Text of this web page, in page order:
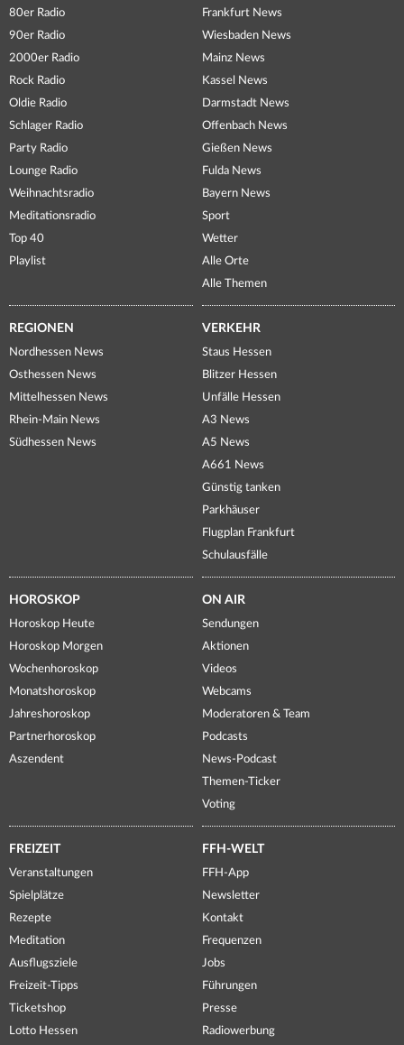
80er Radio
90er Radio
2000er Radio
Rock Radio
Oldie Radio
Schlager Radio
Party Radio
Lounge Radio
Weihnachtsradio
Meditationsradio
Top 40
Playlist
Frankfurt News
Wiesbaden News
Mainz News
Kassel News
Darmstadt News
Offenbach News
Gießen News
Fulda News
Bayern News
Sport
Wetter
Alle Orte
Alle Themen
REGIONEN
Nordhessen News
Osthessen News
Mittelhessen News
Rhein-Main News
Südhessen News
VERKEHR
Staus Hessen
Blitzer Hessen
Unfälle Hessen
A3 News
A5 News
A661 News
Günstig tanken
Parkhäuser
Flugplan Frankfurt
Schulausfälle
HOROSKOP
Horoskop Heute
Horoskop Morgen
Wochenhoroskop
Monatshoroskop
Jahreshoroskop
Partnerhoroskop
Aszendent
ON AIR
Sendungen
Aktionen
Videos
Webcams
Moderatoren & Team
Podcasts
News-Podcast
Themen-Ticker
Voting
FREIZEIT
Veranstaltungen
Spielplätze
Rezepte
Meditation
Ausflugsziele
Freizeit-Tipps
Ticketshop
Lotto Hessen
FFH-WELT
FFH-App
Newsletter
Kontakt
Frequenzen
Jobs
Führungen
Presse
Radiowerbung